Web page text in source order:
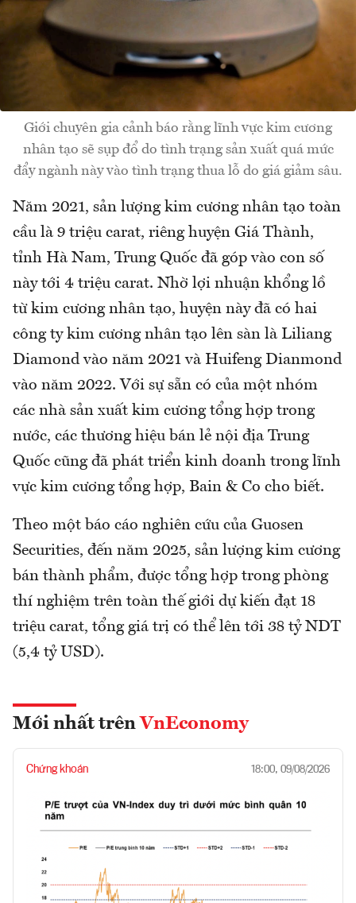
Giới chuyên gia cảnh báo rằng lĩnh vực kim cương
nhân tạo sẽ sụp đổ do tình trạng sản xuất quá mức
đẩy ngành này vào tình trạng thua lỗ do giá giảm sâu.
Năm 2021, sản lượng kim cương nhân tạo toàn
cầu là 9 triệu carat, riêng huyện Giá Thành,
tỉnh Hà Nam, Trung Quốc đã góp vào con số
này tới 4 triệu carat. Nhờ lợi nhuận khổng lồ
từ kim cương nhân tạo, huyện này đã có hai
công ty kim cương nhân tạo lên sàn là Liliang
Diamond vào năm 2021 và Huifeng Dianmond
vào năm 2022. Với sự sẵn có của một nhóm
các nhà sản xuất kim cương tổng hợp trong
nước, các thương hiệu bán lẻ nội địa Trung
Quốc cũng đã phát triển kinh doanh trong lĩnh
vực kim cương tổng hợp, Bain & Co cho biết.
Theo một báo cáo nghiên cứu của Guosen
Securities, đến năm 2025, sản lượng kim cương
bán thành phẩm, được tổng hợp trong phòng
thí nghiệm trên toàn thế giới dự kiến đạt 18
triệu carat, tổng giá trị có thể lên tới 38 tỷ NDT
(5,4 tỷ USD).
Mới nhất trên VnEconomy
Chứng khoán 18:00, 09/08/2026